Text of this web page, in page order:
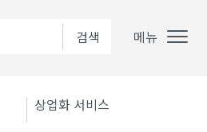
메뉴
상업화 서비스